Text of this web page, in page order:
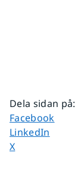
Dela sidan på:
Dela sidan på
Facebook
Dela sidan på
LinkedIn
Dela sidan på
X